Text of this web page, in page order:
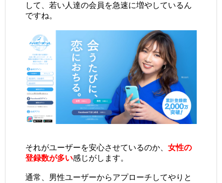
して、若い人達の会員を急速に増やしているん
ですね。
それがユーザーを安心させているのか、 女性の
登録数が多い感じがします。
通常、男性ユーザーからアプローチしてやりと